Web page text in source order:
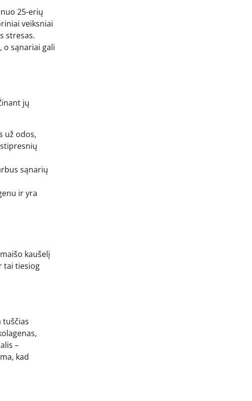
25-erių
veiksniai
stresas.
o sąnariai gali
jų
už odos,
sąnarių
ir yra
kaušelį
tai tiesiog
tuščias
–
kad